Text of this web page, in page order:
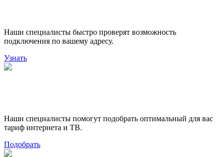
Наши специалисты быстро проверят возможность
подключения по вашему адресу.
Узнать
Наши специалисты помогут подобрать оптимальный для вас
тариф интернета и ТВ.
Подобрать